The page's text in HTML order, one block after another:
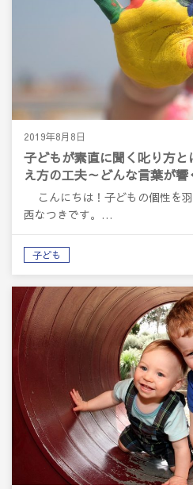
2019年8月8日
子どもが素直に聞く叱り方
え方の工夫～どんな言葉が響
こんにちは！子どもの個性を
西なつきです。…
子ども